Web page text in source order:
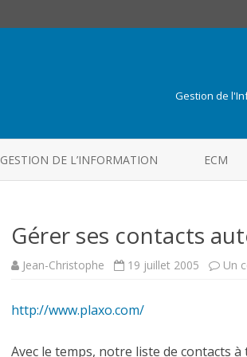
Gestion de
GESTION DE L’INFORMATION ECM
Gérer ses contacts
Jean-Christophe 19 juillet 2005 Un
http://www.plaxo.com/
Avec le temps, notre liste de contacts